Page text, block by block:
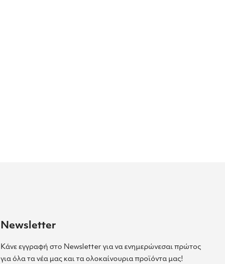
Newsletter
Κάνε εγγραφή στο Newsletter για να ενημερώνεσαι πρώτος
για όλα τα νέα μας και τα ολοκαίνουρια προϊόντα μας!